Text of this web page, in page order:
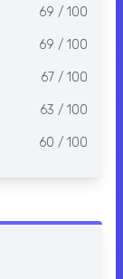
69 / 100
69 / 100
67 / 100
63 / 100
60 / 100